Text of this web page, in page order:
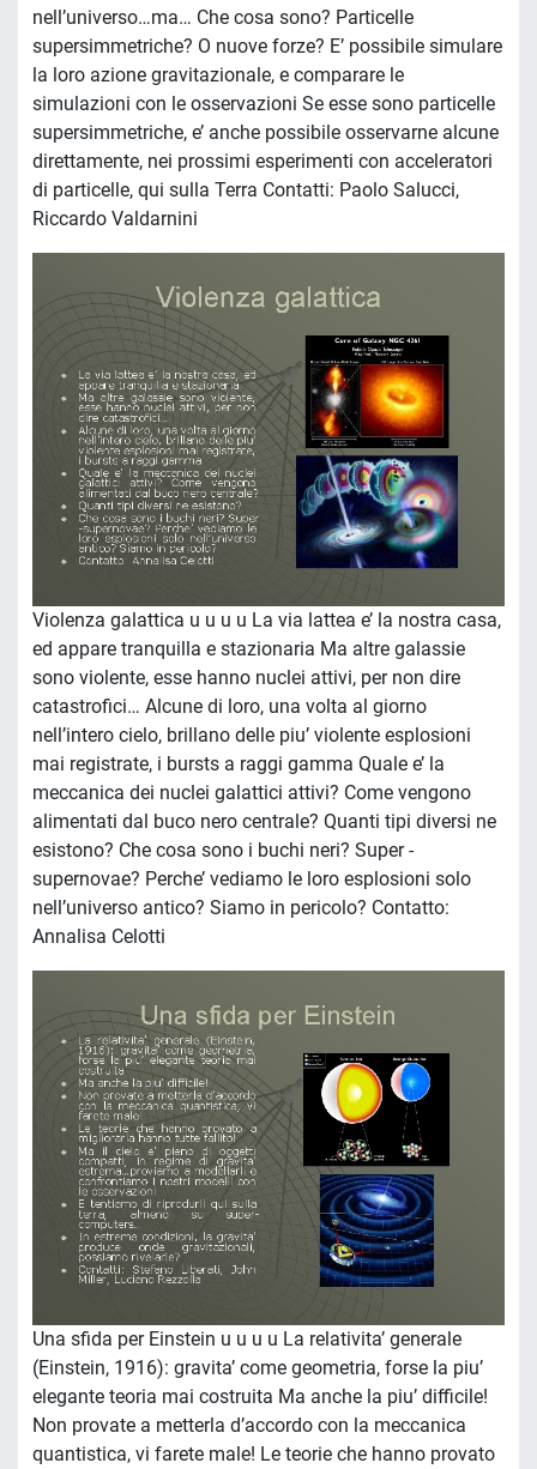
nell’universo…ma… Che cosa sono? Particelle
supersimmetriche? O nuove forze? E’ possibile simulare
la loro azione gravitazionale, e comparare le
simulazioni con le osservazioni Se esse sono particelle
supersimmetriche, e’ anche possibile osservarne alcune
direttamente, nei prossimi esperimenti con acceleratori
di particelle, qui sulla Terra Contatti: Paolo Salucci,
Riccardo Valdarnini
Violenza galattica u u u u La via lattea e’ la nostra casa,
ed appare tranquilla e stazionaria Ma altre galassie
sono violente, esse hanno nuclei attivi, per non dire
catastrofici… Alcune di loro, una volta al giorno
nell’intero cielo, brillano delle piu’ violente esplosioni
mai registrate, i bursts a raggi gamma Quale e’ la
meccanica dei nuclei galattici attivi? Come vengono
alimentati dal buco nero centrale? Quanti tipi diversi ne
esistono? Che cosa sono i buchi neri? Super -
supernovae? Perche’ vediamo le loro esplosioni solo
nell’universo antico? Siamo in pericolo? Contatto:
Annalisa Celotti
Una sfida per Einstein u u u u La relativita’ generale
(Einstein, 1916): gravita’ come geometria, forse la piu’
elegante teoria mai costruita Ma anche la piu’ difficile!
Non provate a metterla d’accordo con la meccanica
quantistica, vi farete male! Le teorie che hanno provato